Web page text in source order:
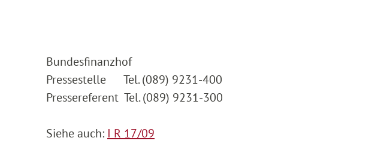
Bundesfinanzhof
Pressestelle Tel. (089) 9231-400
Pressereferent Tel. (089) 9231-300
Siehe auch: I R 17/09